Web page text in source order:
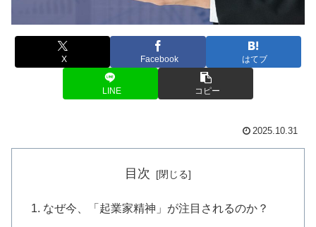
X Facebook はてブ
LINE コピー
2025.10.31
目次
なぜ今、「起業家精神」が注目されるのか？